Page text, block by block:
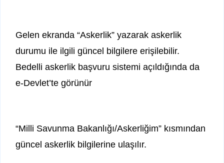
Gelen ekranda “Askerlik” yazarak askerlik
durumu ile ilgili güncel bilgilere erişilebilir.
Bedelli askerlik başvuru sistemi açıldığında da
e-Devlet’te görünür
“Milli Savunma Bakanlığı/Askerliğim” kısmından
güncel askerlik bilgilerine ulaşılır.